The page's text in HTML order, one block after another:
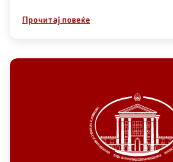
Прочитај повеќе